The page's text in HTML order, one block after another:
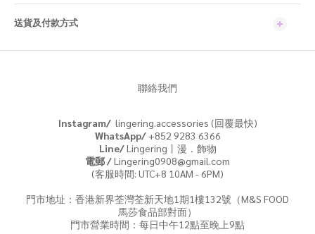
送貨及付款方式
聯絡我們
Instagram/ lingering.accessories (回覆最快)
WhatsApp/+852 9283 6366
Line/Lingering丨漫．飾物
電郵 /Lingering0908@gmail.com
(客服時間: UTC+8 10AM - 6PM)
門市地址：香港新界荃灣荃新天地1期1樓132號（M&S FOOD
馬莎食品部對面）
門市營業時間：每日中午12點至晚上9點